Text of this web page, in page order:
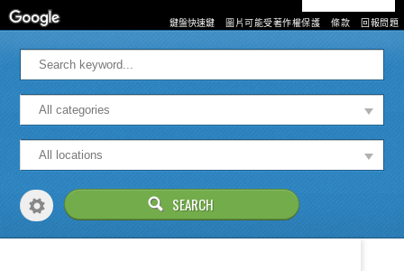
鍵盤快速鍵 圖片可能受著作權保護 條款 回報問題